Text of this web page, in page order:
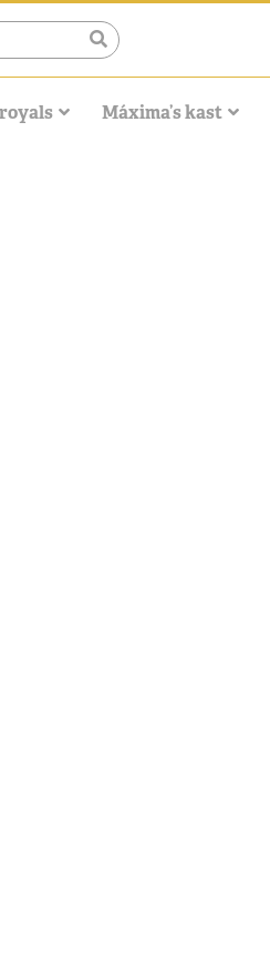
Máxima’s kast